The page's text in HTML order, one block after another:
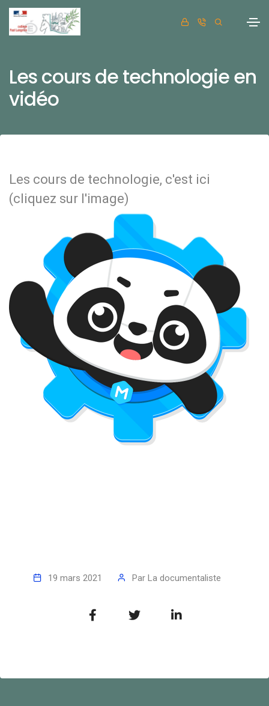
Les cours de technologie en
vidéo
Les cours de technologie, c'est ici
(cliquez sur l'image)
19 mars 2021 Par La documentaliste